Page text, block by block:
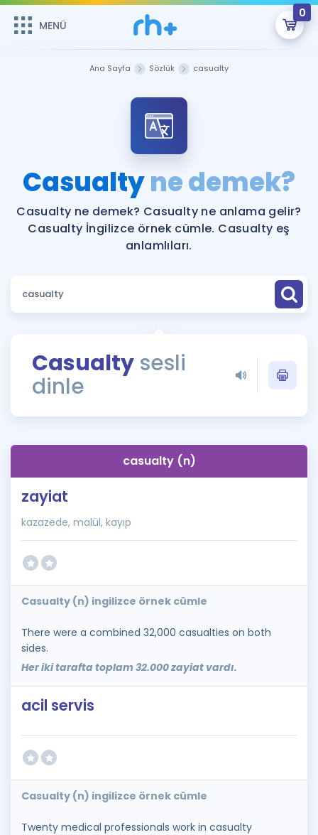
MENÜ
0
Şifremi Hatırlamıyorum
ÜYE DEĞİLİM
Sepetin Şu An Boş.
Remzi Hoca ile seni sınava hazırlayacak onlarca eğitim seni
bekliyor!
MENÜ
Katılımcı Görüşleri
Faydalı Araçlar
Sözlük
Rehberlik Aracı
ÖSYM Sınav Takvimi
İngilizce Gramer
Hakkımızda
Ana Sayfa Sözlük casualty
Casualtyne demek?
Casualty ne demek? Casualty ne anlama gelir?
Casualty İngilizce örnek cümle. Casualty eş
anlamlıları.
Casualty sesli
dinle
casualty (n)
zayiat
kazazede, malül, kayıp
Casualty (n) ingilizce örnek cümle
There were a combined 32,000 casualties on both
sides.
Her iki tarafta toplam 32.000 zayiat vardı.
acil servis
Casualty (n) ingilizce örnek cümle
Twenty medical professionals work in casualty